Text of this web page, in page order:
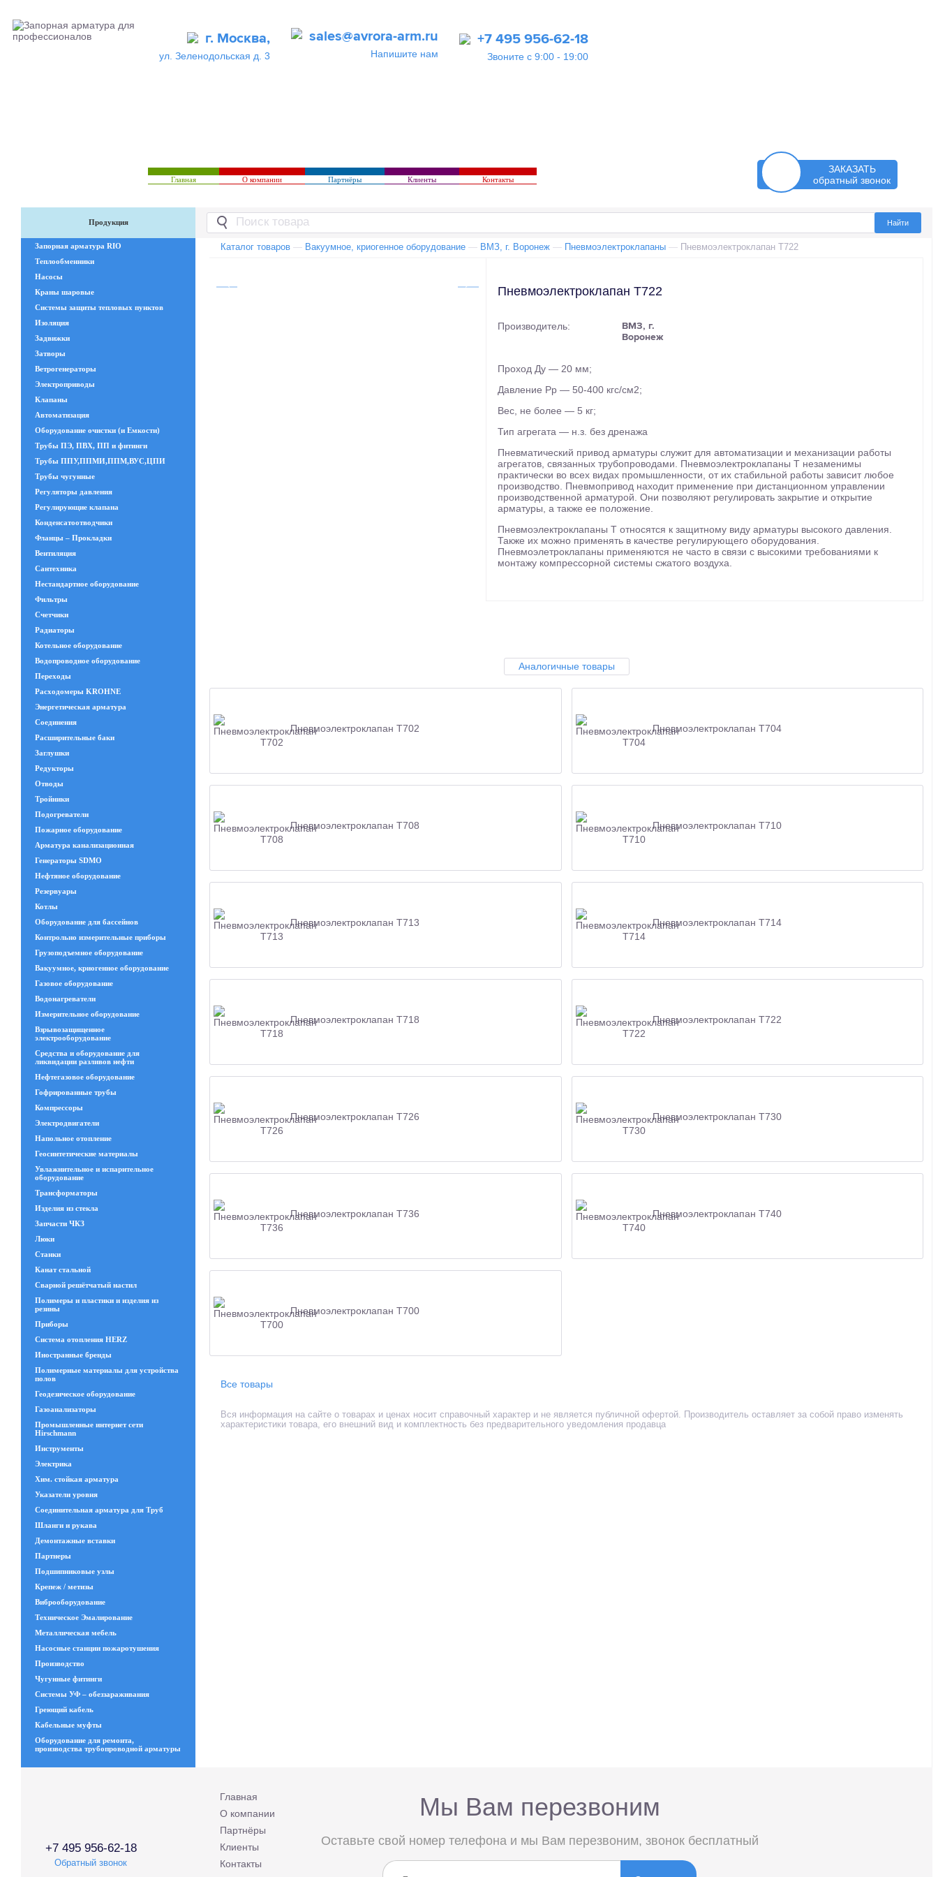
г. Москва,
ул. Зеленодольская д. 3
sales@avrora-arm.ru
Напишите нам
+7 495 956-62-18
Звоните с 9:00 - 19:00
Главная О компании Партнёры Клиенты Контакты
ЗАКАЗАТЬ
обратный звонок
Продукция
Запорная арматура RIO
Теплообменники
Насосы
Краны шаровые
Системы защиты тепловых пунктов
Изоляция
Задвижки
Затворы
Ветрогенераторы
Электроприводы
Клапаны
Автоматизация
Оборудование очистки (и Емкости)
Трубы ПЭ, ПВХ, ПП и фитинги
Трубы ППУ,ППМИ,ППМ,ВУС,ЦПИ
Трубы чугунные
Регуляторы давления
Регулирующие клапана
Конденсатоотводчики
Фланцы – Прокладки
Вентиляция
Сантехника
Нестандартное оборудование
Фильтры
Счетчики
Радиаторы
Котельное оборудование
Водопроводное оборудование
Переходы
Расходомеры KROHNE
Энергетическая арматура
Соединения
Расширительные баки
Заглушки
Редукторы
Отводы
Тройники
Подогреватели
Пожарное оборудование
Арматура канализационная
Генераторы SDMO
Нефтяное оборудование
Резервуары
Котлы
Оборудование для бассейнов
Контрольно измерительные приборы
Грузоподъемное оборудование
Вакуумное, криогенное оборудование
Газовое оборудование
Водонагреватели
Измерительное оборудование
Взрывозащищенное
электрооборудование
Средства и оборудование для
ликвидации разливов нефти
Нефтегазовое оборудование
Гофрированные трубы
Компрессоры
Электродвигатели
Напольное отопление
Геосинтетические материалы
Увлажнительное и испарительное
оборудование
Трансформаторы
Изделия из стекла
Запчасти ЧКЗ
Люки
Станки
Канат стальной
Сварной решётчатый настил
Полимеры и пластики и изделия из
резины
Приборы
Система отопления HERZ
Иностранные бренды
Полимерные материалы для устройства
полов
Геодезическое оборудование
Газоанализаторы
Промышленные интернет сети
Hirschmann
Инструменты
Электрика
Хим. стойкая арматура
Указатели уровня
Соединительная арматура для Труб
Шланги и рукава
Демонтажные вставки
Партнеры
Подшипниковые узлы
Крепеж / метизы
Виброоборудование
Техническое Эмалирование
Металлическая мебель
Насосные станции пожаротушения
Производство
Чугунные фитинги
Системы УФ – обеззараживания
Греющий кабель
Кабельные муфты
Оборудование для ремонта,
производства трубопроводной арматуры
Каталог товаров — Вакуумное, криогенное оборудование — ВМЗ, г. Воронеж — Пневмоэлектроклапаны — Пневмоэлектроклапан Т722
Пневмоэлектроклапан Т722
Производитель:
ВМЗ, г.
Воронеж
Проход Ду — 20 мм;
Давление Рр — 50-400 кгс/см2;
Вес, не более — 5 кг;
Тип агрегата — н.з. без дренажа
Пневматический привод арматуры служит для автоматизации и механизации работы
агрегатов, связанных трубопроводами. Пневмоэлектроклапаны Т незаменимы
практически во всех видах промышленности, от их стабильной работы зависит любое
производство. Пневмопривод находит применение при дистанционном управлении
производственной арматурой. Они позволяют регулировать закрытие и открытие
арматуры, а также ее положение.
Пневмоэлектроклапаны Т относятся к защитному виду арматуры высокого давления.
Также их можно применять в качестве регулирующего оборудования.
Пневмоэлетроклапаны применяются не часто в связи с высокими требованиями к
монтажу компрессорной системы сжатого воздуха.
Аналогичные товары
Пневмоэлектроклапан Т702 Пневмоэлектроклапан Т704
Пневмоэлектроклапан Т708 Пневмоэлектроклапан Т710
Пневмоэлектроклапан Т713 Пневмоэлектроклапан Т714
Пневмоэлектроклапан Т718 Пневмоэлектроклапан Т722
Пневмоэлектроклапан Т726 Пневмоэлектроклапан Т730
Пневмоэлектроклапан Т736 Пневмоэлектроклапан Т740
Пневмоэлектроклапан Т700
Все товары
Вся информация на сайте о товарах и ценах носит справочный характер и не является публичной офертой. Производитель оставляет за собой право изменять
характеристики товара, его внешний вид и комплектность без предварительного уведомления продавца
+7 495 956-62-18
Обратный звонок
Главная
О компании
Партнёры
Клиенты
Контакты
Мы Вам перезвоним
Оставьте свой номер телефона и мы Вам перезвоним, звонок бесплатный